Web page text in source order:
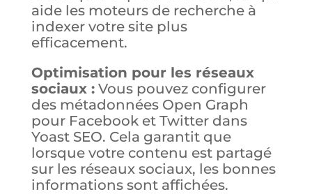
aide les moteurs de recherche à
indexer votre site plus
efficacement.
Optimisation pour les réseaux
sociaux :Vous pouvez configurer
des métadonnées Open Graph
pour Facebook et Twitter dans
Yoast SEO. Cela garantit que
lorsque votre contenu est partagé
sur les réseaux sociaux, les bonnes
informations sont affichées.